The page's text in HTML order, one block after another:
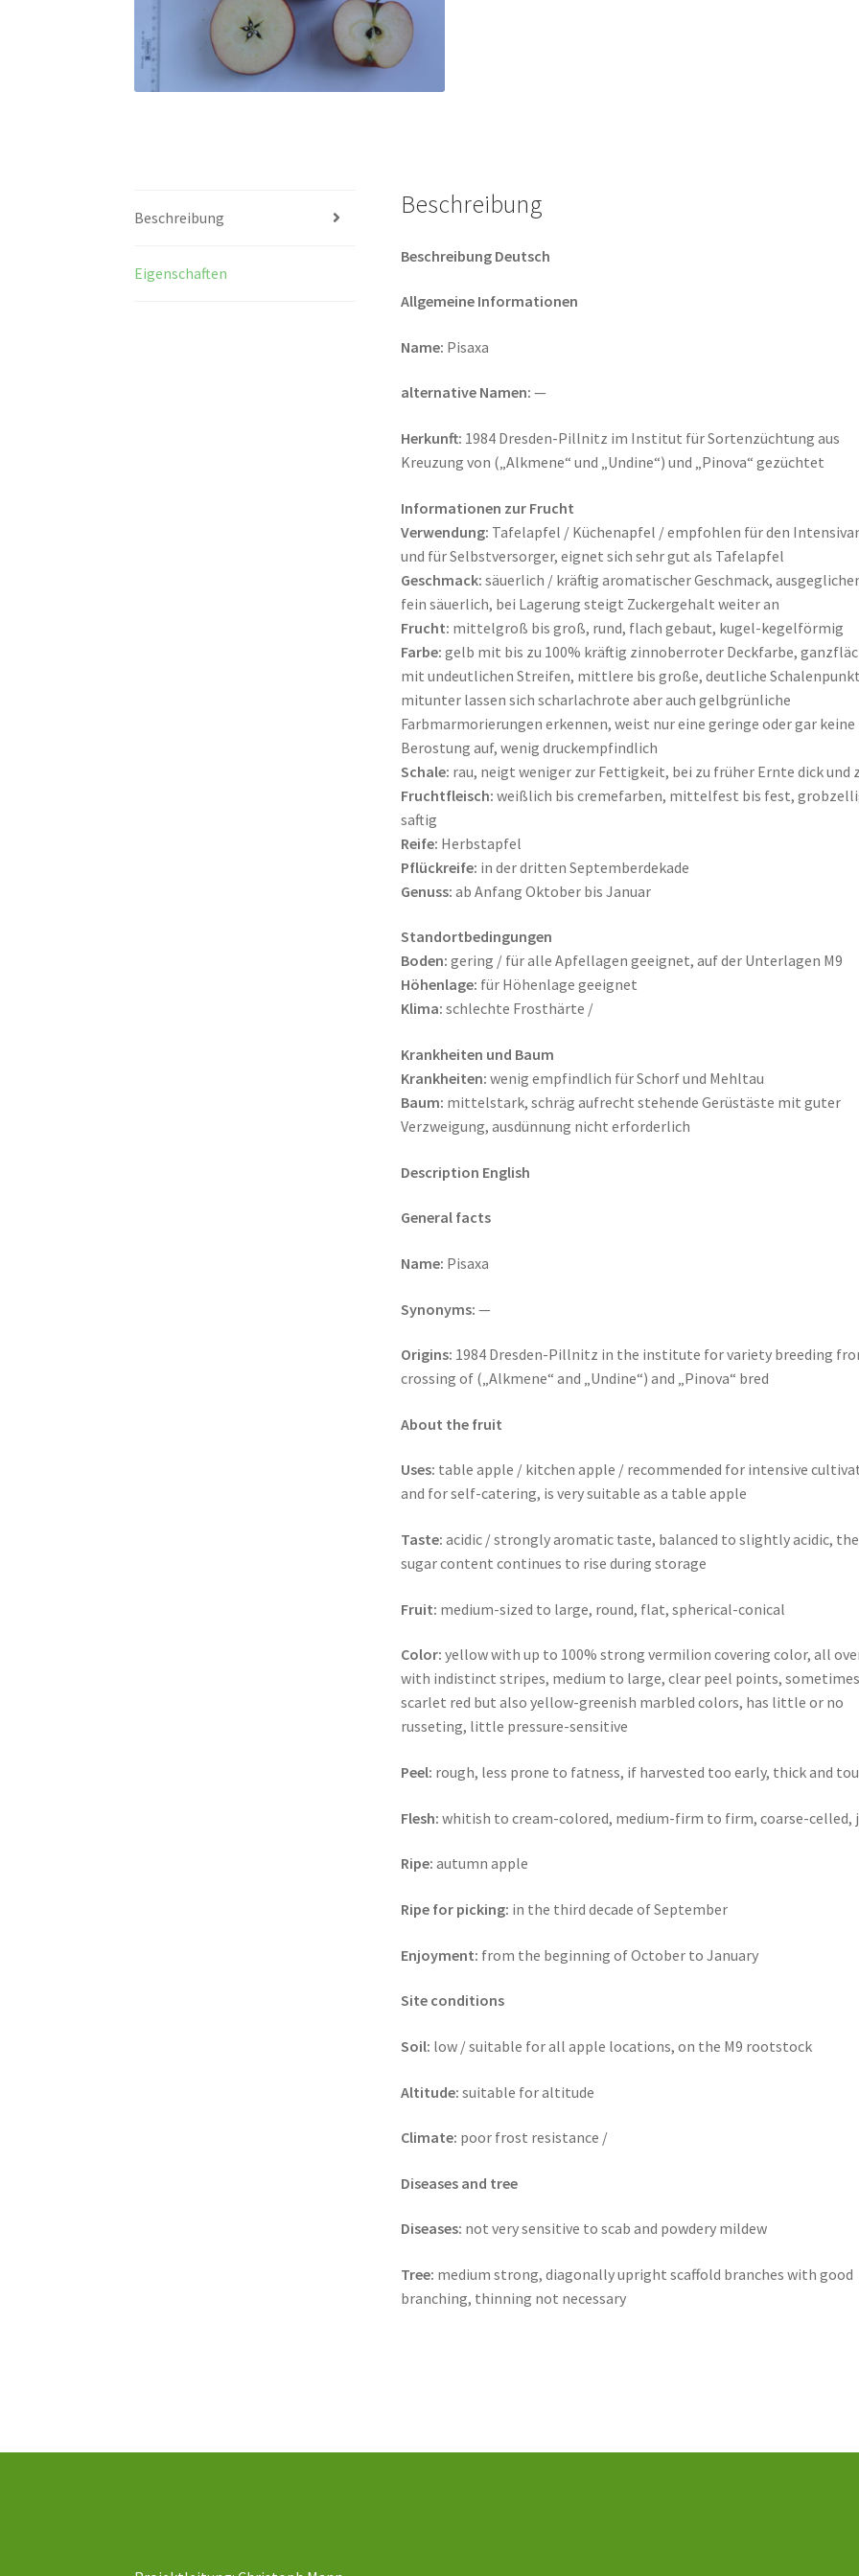
Beschreibung
Eigenschaften
Beschreibung
Beschreibung Deutsch
Allgemeine Informationen
Name: Pisaxa
alternative Namen: —
Herkunft: 1984 Dresden-Pillnitz im Institut für Sortenzüchtung aus
Kreuzung von („Alkmene“ und „Undine“) und „Pinova“ gezüchtet
Informationen zur Frucht
Verwendung: Tafelapfel / Küchenapfel / empfohlen für den
und für Selbstversorger, eignet sich sehr gut als Tafelapfel
Geschmack: säuerlich / kräftig aromatischer Geschmack,
fein säuerlich, bei Lagerung steigt Zuckergehalt weiter an
Frucht: mittelgroß bis groß, rund, flach gebaut, kugel-kegelförmig
Farbe: gelb mit bis zu 100% kräftig zinnoberroter Deckfarbe,
mit undeutlichen Streifen, mittlere bis große, deutliche
mitunter lassen sich scharlachrote aber auch gelbgrünliche
Farbmarmorierungen erkennen, weist nur eine geringe oder gar keine
Berostung auf, wenig druckempfindlich
Schale: rau, neigt weniger zur Fettigkeit, bei zu früher Ernte dick und
Fruchtfleisch: weißlich bis cremefarben, mittelfest bis fest,
saftig
Reife: Herbstapfel
Pflückreife: in der dritten Septemberdekade
Genuss: ab Anfang Oktober bis Januar
Standortbedingungen
Boden: gering / für alle Apfellagen geeignet, auf der Unterlagen M9
Höhenlage: für Höhenlage geeignet
Klima: schlechte Frosthärte /
Krankheiten und Baum
Krankheiten: wenig empfindlich für Schorf und Mehltau
Baum: mittelstark, schräg aufrecht stehende Gerüstäste mit guter
Verzweigung, ausdünnung nicht erforderlich
Description English
General facts
Name: Pisaxa
Synonyms: —
Origins: 1984 Dresden-Pillnitz in the institute for variety breeding
crossing of („Alkmene“ and „Undine“) and „Pinova“ bred
About the fruit
Uses: table apple / kitchen apple / recommended for intensive
and for self-catering, is very suitable as a table apple
Taste: acidic / strongly aromatic taste, balanced to slightly acidic, the
sugar content continues to rise during storage
Fruit: medium-sized to large, round, flat, spherical-conical
Color: yellow with up to 100% strong vermilion covering color, all
with indistinct stripes, medium to large, clear peel points, sometimes
scarlet red but also yellow-greenish marbled colors, has little or no
russeting, little pressure-sensitive
Peel: rough, less prone to fatness, if harvested too early, thick and
Flesh: whitish to cream-colored, medium-firm to firm, coarse-celled,
Ripe: autumn apple
Ripe for picking: in the third decade of September
Enjoyment: from the beginning of October to January
Site conditions
Soil: low / suitable for all apple locations, on the M9 rootstock
Altitude: suitable for altitude
Climate: poor frost resistance /
Diseases and tree
Diseases: not very sensitive to scab and powdery mildew
Tree: medium strong, diagonally upright scaffold branches with good
branching, thinning not necessary